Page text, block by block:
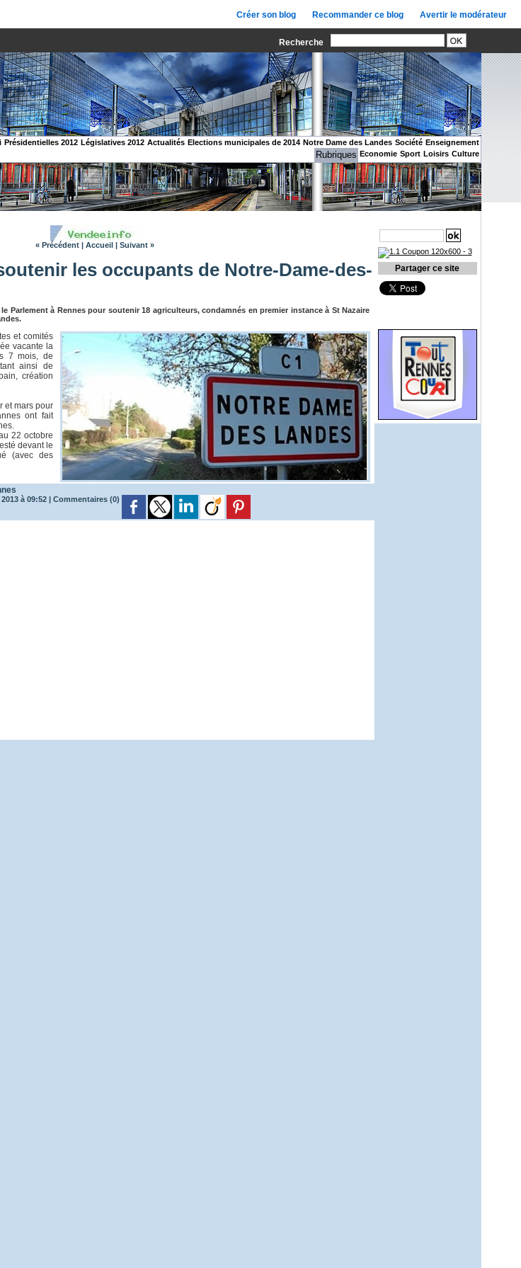
Créer son blog Recommander ce blog Avertir le modérateur
Recherche
Enseignement
Société
Notre Dame des Landes
Elections municipales de 2014
Actualités
Législatives 2012
Présidentielles 2012
Culture
Loisirs
Sport
Economie
Rubriques
« Précédent | Accueil | Suivant »
les occupants de Notre-Dame-des-
Parlement à Rennes pour soutenir 18 agriculteurs, condamnés en premier instance à St Nazaire
et comités
vacante la
7 mois, de
ainsi de
création
et mars pour
ont fait
22 octobre
devant le
(avec des
à 09:52 | Commentaires (0)
Partager ce site